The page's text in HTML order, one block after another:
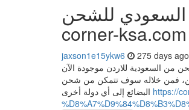
للشحن -
corner-ksa.com
jaxson1e15ykw6 275 days ago
من السعودية للاردن موجودة الآن
فمن خلاله سوف تتمكن من شحن
https://